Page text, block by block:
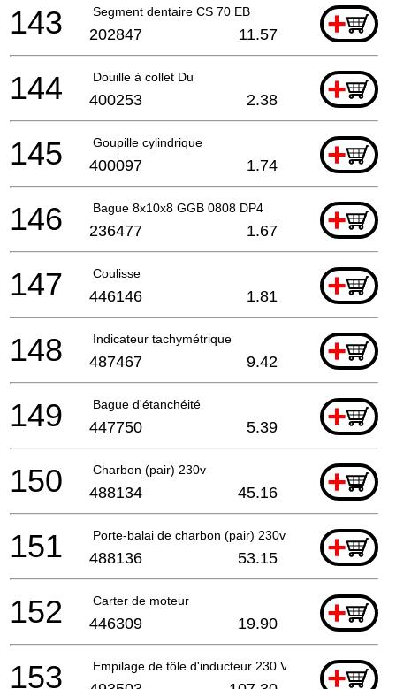
Segment dentaire CS 70 EB +
143 202847 11.57
Douille à collet Du +
144 400253 2.38
Goupille cylindrique +
145 400097 1.74
Bague 8x10x8 GGB 0808 DP4 +
146 236477 1.67
Coulisse +
147 446146 1.81
Indicateur tachymétrique +
148 487467 9.42
Bague d'étanchéité +
149 447750 5.39
Charbon (pair) 230v +
150 488134 45.16
Porte-balai de charbon (pair) 230v +
151 488136 53.15
Carter de moteur +
152 446309 19.90
Empilage de tôle d'inducteur 230 V +
153